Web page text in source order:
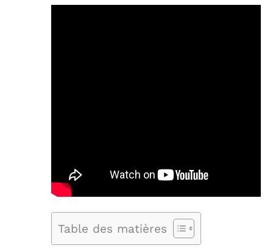
Table des matières